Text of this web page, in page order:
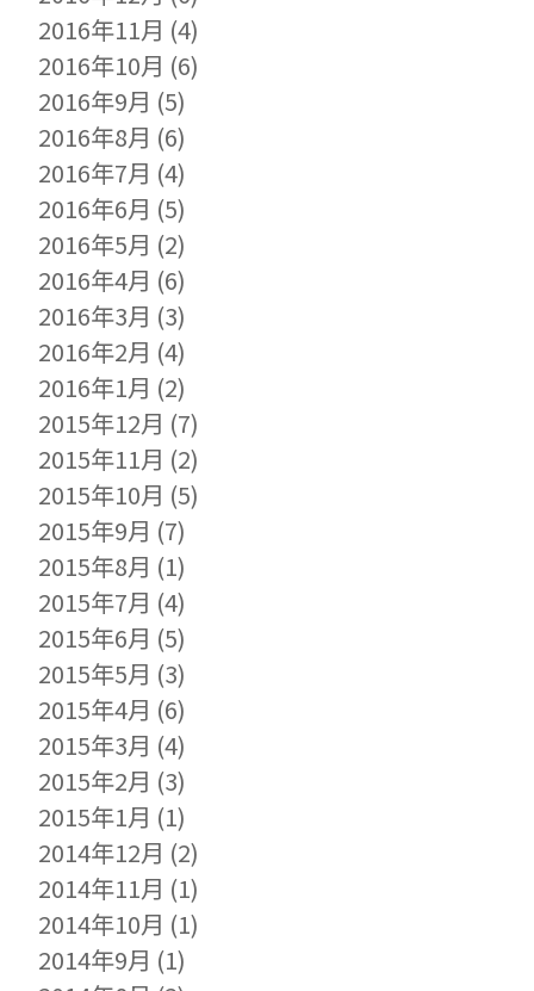
2016年11月 (4)
2016年10月 (6)
2016年9月 (5)
2016年8月 (6)
2016年7月 (4)
2016年6月 (5)
2016年5月 (2)
2016年4月 (6)
2016年3月 (3)
2016年2月 (4)
2016年1月 (2)
2015年12月 (7)
2015年11月 (2)
2015年10月 (5)
2015年9月 (7)
2015年8月 (1)
2015年7月 (4)
2015年6月 (5)
2015年5月 (3)
2015年4月 (6)
2015年3月 (4)
2015年2月 (3)
2015年1月 (1)
2014年12月 (2)
2014年11月 (1)
2014年10月 (1)
2014年9月 (1)